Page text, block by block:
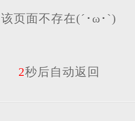
该页面不存在(´･ω･`)
2秒后自动返回